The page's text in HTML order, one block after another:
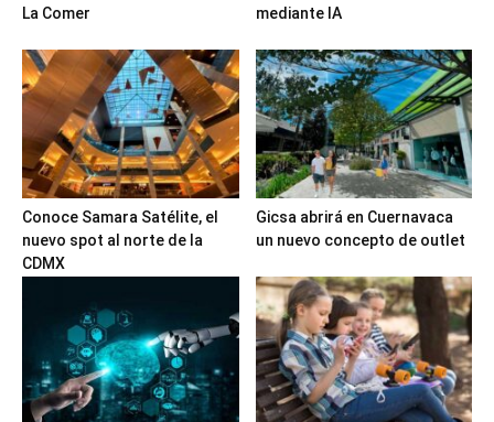
La Comer
mediante IA
Conoce Samara Satélite, el
nuevo spot al norte de la
CDMX
Gicsa abrirá en Cuernavaca
un nuevo concepto de outlet